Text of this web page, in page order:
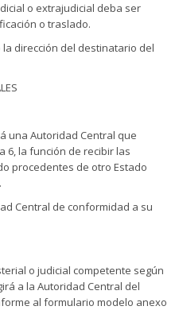
o extrajudicial deba ser
o traslado.
dirección del destinatario del
una Autoridad Central que
6, la función de recibir las
procedentes de otro Estado
Central de conformidad a su
o judicial competente según
a la Autoridad Central del
al formulario modelo anexo